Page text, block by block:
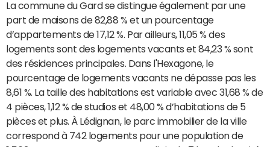
La commune du Gard se distingue également par une
part de maisons de 82,88 % et un pourcentage
d’appartements de 17,12 %. Par ailleurs, 11,05 % des
logements sont des logements vacants et 84,23 % sont
des résidences principales. Dans l'Hexagone, le
pourcentage de logements vacants ne dépasse pas les
8,61 %. La taille des habitations est variable avec 31,68 % de
4 pièces, 1,12 % de studios et 48,00 % d’habitations de 5
pièces et plus. À Lédignan, le parc immobilier de la ville
correspond à 742 logements pour une population de